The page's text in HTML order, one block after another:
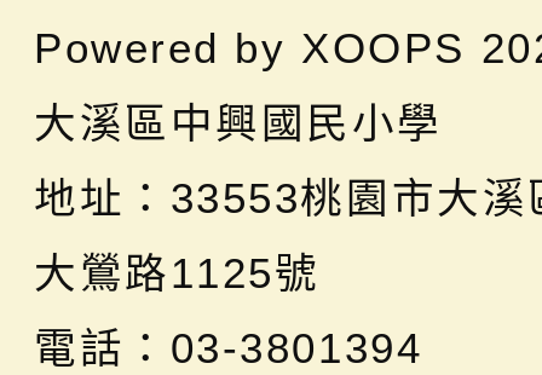
Powered by XOOPS
大溪區中興國民小學
地址： 33553桃園市大溪
大鶯路1125號
電話：03-3801394